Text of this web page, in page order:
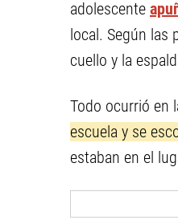
adolescente
local. Según las
cuello y la
Todo ocurrió en
escuela y se
estaban en el